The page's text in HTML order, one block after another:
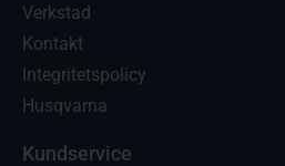
Verkstad
Kontakt
Integritetspolicy
Husqvarna
Kundservice